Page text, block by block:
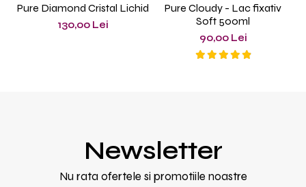
Pure Diamond Cristal Lichid
130,00 Lei
Pure Cloudy - Lac fixativ
Soft 500ml
90,00 Lei
Newsletter
Nu rata ofertele si promotiile noastre